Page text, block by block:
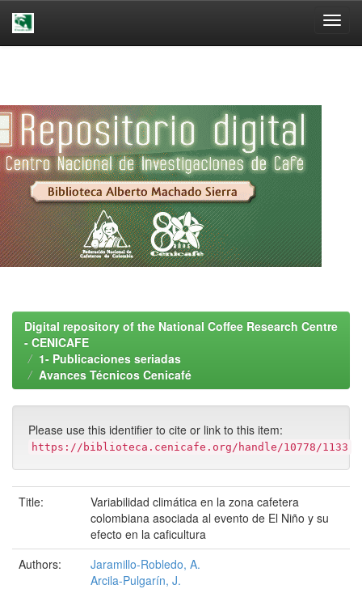
Digital repository of the National Coffee Research Centre
- CENICAFE
1- Publicaciones seriadas
Avances Técnicos Cenicafé
Please use this identifier to cite or link to this item:
https://biblioteca.cenicafe.org/handle/10778/1133
Title:
Variabilidad climática en la zona cafetera
colombiana asociada al evento de El Niño y su
efecto en la caficultura
Authors:
Jaramillo-Robledo, A.
Arcila-Pulgarín, J.